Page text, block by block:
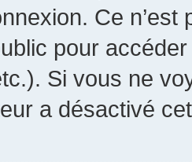
Ce
pour
Si vous ne
a désactivé